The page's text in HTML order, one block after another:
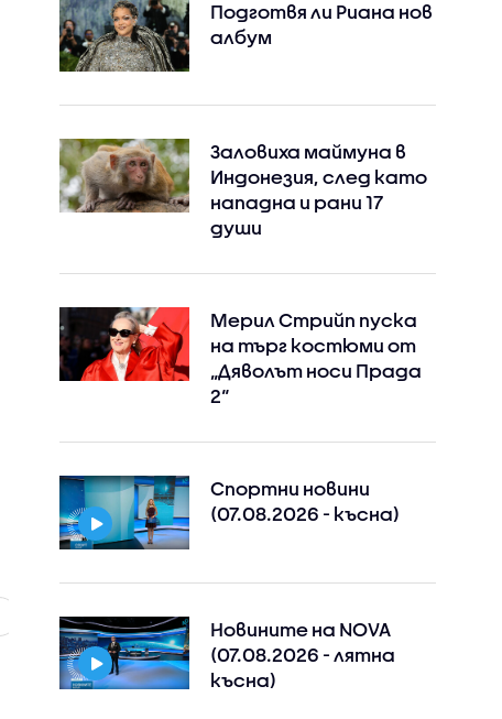
Instagram
Подготвя ли Риана нов
албум
Заловиха маймуна в
Индонезия, след като
нападна и рани 17
души
Мерил Стрийп пуска
на търг костюми от
„Дяволът носи Прада
2“
Спортни новини
(07.08.2026 - късна)
Новините на NOVA
(07.08.2026 - лятна
късна)